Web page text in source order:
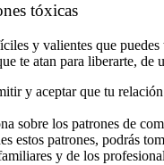
tóxicas
y valientes que
te atan para liberarte,
y aceptar que tu
sobre los patrones de
estos patrones, podrás
y de los